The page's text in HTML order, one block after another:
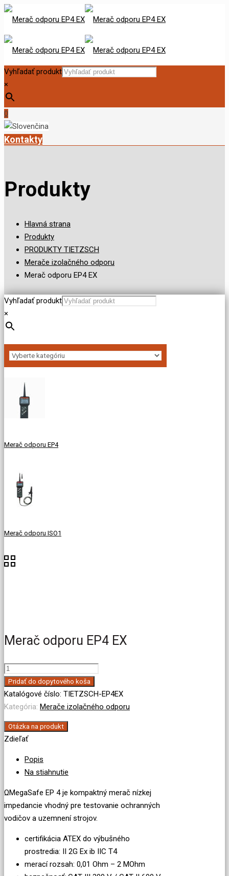
Vyhľadať produkt
×
0
Kontakty
Produkty
Hlavná strana
Produkty
PRODUKTY TIETZSCH
Merače izolačného odporu
Merač odporu EP4 EX
Vyhľadať produkt
×
Merač odporu EP4
Merač odporu ISO1
Merač odporu EP4 EX
množstvo
Merač
odporu
EP4
EX
Pridať do dopytového koša
Katalógové číslo: TIETZSCH-EP4EX
Kategória: Merače izolačného odporu
Otázka na produkt
Zdieľať
Popis
Na stiahnutie
ΩMegaSafe EP 4 je kompaktný merač nízkej
impedancie vhodný pre testovanie ochranných
vodičov a uzemnení strojov.
certifikácia ATEX do výbušného
prostredia: II 2G Ex ib IIC T4
merací rozsah: 0,01 Ohm – 2 MOhm